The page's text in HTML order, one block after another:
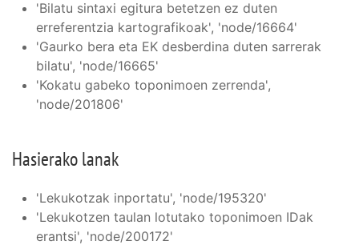
'Bilatu sintaxi egitura betetzen ez duten
erreferentzia kartografikoak', 'node/16664'
'Gaurko bera eta EK desberdina duten sarrerak
bilatu', 'node/16665'
'Kokatu gabeko toponimoen zerrenda',
'node/201806'
Hasierako lanak
'Lekukotzak inportatu', 'node/195320'
'Lekukotzen taulan lotutako toponimoen IDak
erantsi', 'node/200172'